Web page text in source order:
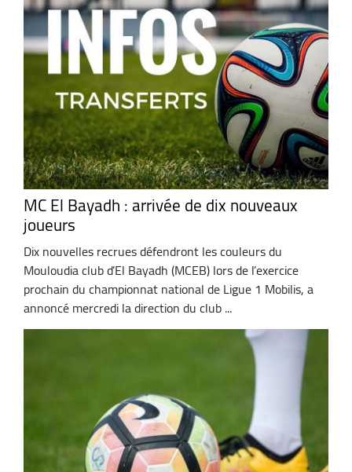
MC El Bayadh : arrivée de dix nouveaux
joueurs
Dix nouvelles recrues défendront les couleurs du
Mouloudia club d’El Bayadh (MCEB) lors de l’exercice
prochain du championnat national de Ligue 1 Mobilis, a
annoncé mercredi la direction du club ...